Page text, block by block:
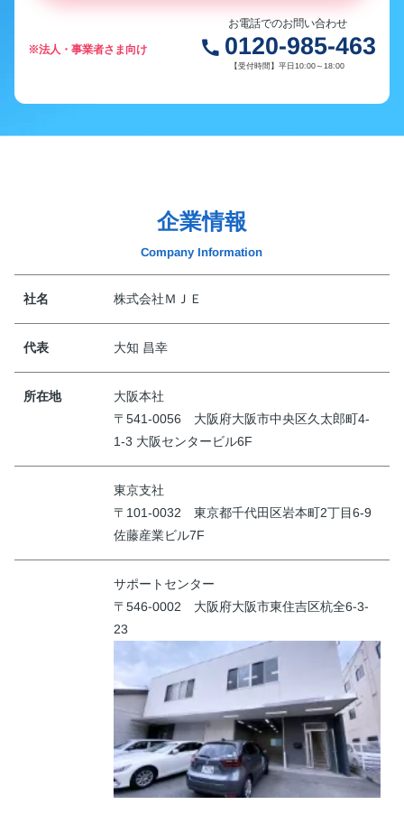
※法人・事業者さま向け
お電話でのお問い合わせ
call 0120-985-463
【受付時間】平日10:00～18:00
企業情報
Company Information
社名 株式会社ＭＪＥ
代表 大知 昌幸
所在地
大阪本社
〒541-0056 大阪府大阪市中央区久太郎町4-
1-3 大阪センタービル6F
東京支社
〒101-0032 東京都千代田区岩本町2丁目6-9
佐藤産業ビル7F
サポートセンター
〒546-0002 大阪府大阪市東住吉区杭全6-3-
23